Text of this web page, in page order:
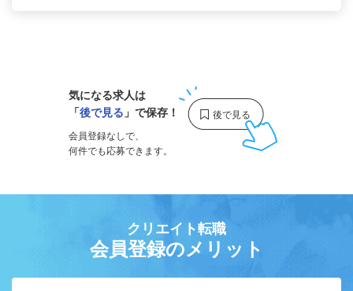
気になる求人は
「後で見る 」で保存！
会員登録なしで、
何件でも応募できます。
クリエイト転職
会員登録のメリット